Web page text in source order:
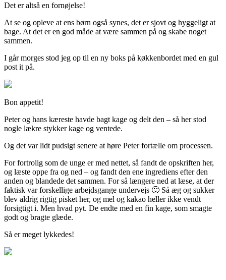
Det er altså en fornøjelse!
At se og opleve at ens børn også synes, det er sjovt og hyggeligt at
bage. At det er en god måde at være sammen på og skabe noget
sammen.
I går morges stod jeg op til en ny boks på køkkenbordet med en gul
post it på.
Bon appetit!
Peter og hans kæreste havde bagt kage og delt den – så her stod
nogle lækre stykker kage og ventede.
Og det var lidt pudsigt senere at høre Peter fortælle om processen.
For fortrolig som de unge er med nettet, så fandt de opskriften her,
og læste oppe fra og ned – og fandt den ene ingrediens efter den
anden og blandede det sammen. For så længere ned at læse, at der
faktisk var forskellige arbejdsgange undervejs 🙂 Så æg og sukker
blev aldrig rigtig pisket her, og mel og kakao heller ikke vendt
forsigtigt i. Men hvad pyt. De endte med en fin kage, som smagte
godt og bragte glæde.
Så er meget lykkedes!